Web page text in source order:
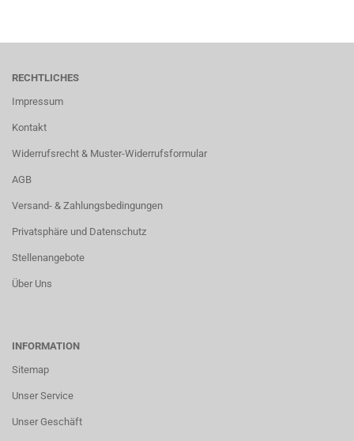
RECHTLICHES
Impressum
Kontakt
Widerrufsrecht & Muster-Widerrufsformular
AGB
Versand- & Zahlungsbedingungen
Privatsphäre und Datenschutz
Stellenangebote
Über Uns
INFORMATION
Sitemap
Unser Service
Unser Geschäft